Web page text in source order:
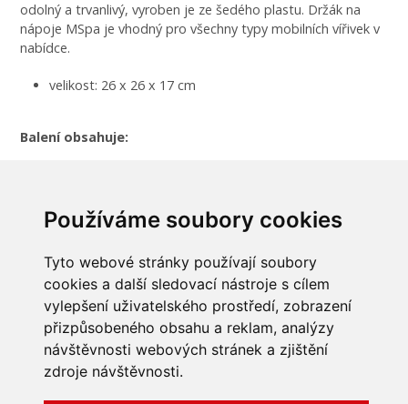
Používáme soubory cookies
Tyto webové stránky používají soubory
cookies a další sledovací nástroje s cílem
vylepšení uživatelského prostředí, zobrazení
přizpůsobeného obsahu a reklam, analýzy
návštěvnosti webových stránek a zjištění
zdroje návštěvnosti.
odolný a trvanlivý, vyroben je ze šedého plastu. Držák na
nápoje MSpa je vhodný pro všechny typy mobilních vířivek v
nabídce.
velikost: 26 x 26 x 17 cm
Balení obsahuje:
1x držák na nápoje
INFORMACE
Obchodní podmínky
Zpracování a ochrana
osobních údajů